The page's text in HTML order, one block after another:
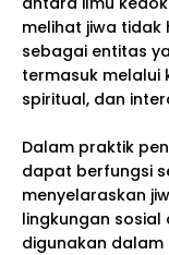
melihat jiwa
sebagai entitas
termasuk melalui
spiritual, dan
Dalam praktik
dapat berfungsi
menyelaraskan
lingkungan sosial
digunakan dalam